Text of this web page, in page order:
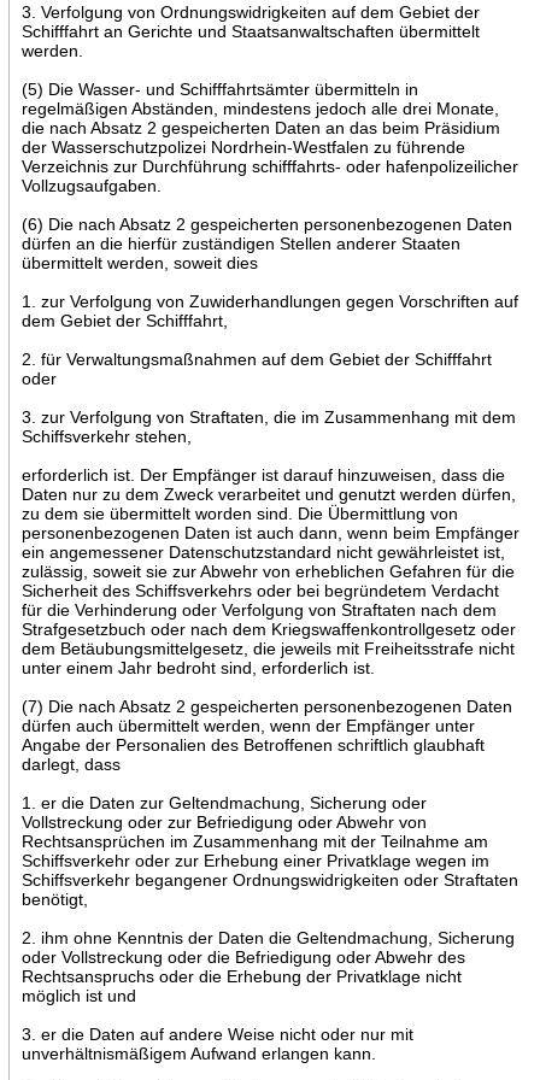
3. Verfolgung von Ordnungswidrigkeiten auf dem Gebiet der
Schifffahrt an Gerichte und Staatsanwaltschaften übermittelt
werden.
(5) Die Wasser- und Schifffahrtsämter übermitteln in
regelmäßigen Abständen, mindestens jedoch alle drei Monate,
die nach Absatz 2 gespeicherten Daten an das beim Präsidium
der Wasserschutzpolizei Nordrhein-Westfalen zu führende
Verzeichnis zur Durchführung schifffahrts- oder hafenpolizeilicher
Vollzugsaufgaben.
(6) Die nach Absatz 2 gespeicherten personenbezogenen Daten
dürfen an die hierfür zuständigen Stellen anderer Staaten
übermittelt werden, soweit dies
1. zur Verfolgung von Zuwiderhandlungen gegen Vorschriften auf
dem Gebiet der Schifffahrt,
2. für Verwaltungsmaßnahmen auf dem Gebiet der Schifffahrt
oder
3. zur Verfolgung von Straftaten, die im Zusammenhang mit dem
Schiffsverkehr stehen,
erforderlich ist. Der Empfänger ist darauf hinzuweisen, dass die
Daten nur zu dem Zweck verarbeitet und genutzt werden dürfen,
zu dem sie übermittelt worden sind. Die Übermittlung von
personenbezogenen Daten ist auch dann, wenn beim Empfänger
ein angemessener Datenschutzstandard nicht gewährleistet ist,
zulässig, soweit sie zur Abwehr von erheblichen Gefahren für die
Sicherheit des Schiffsverkehrs oder bei begründetem Verdacht
für die Verhinderung oder Verfolgung von Straftaten nach dem
Strafgesetzbuch oder nach dem Kriegswaffenkontrollgesetz oder
dem Betäubungsmittelgesetz, die jeweils mit Freiheitsstrafe nicht
unter einem Jahr bedroht sind, erforderlich ist.
(7) Die nach Absatz 2 gespeicherten personenbezogenen Daten
dürfen auch übermittelt werden, wenn der Empfänger unter
Angabe der Personalien des Betroffenen schriftlich glaubhaft
darlegt, dass
1. er die Daten zur Geltendmachung, Sicherung oder
Vollstreckung oder zur Befriedigung oder Abwehr von
Rechtsansprüchen im Zusammenhang mit der Teilnahme am
Schiffsverkehr oder zur Erhebung einer Privatklage wegen im
Schiffsverkehr begangener Ordnungswidrigkeiten oder Straftaten
benötigt,
2. ihm ohne Kenntnis der Daten die Geltendmachung, Sicherung
oder Vollstreckung oder die Befriedigung oder Abwehr des
Rechtsanspruchs oder die Erhebung der Privatklage nicht
möglich ist und
3. er die Daten auf andere Weise nicht oder nur mit
unverhältnismäßigem Aufwand erlangen kann.